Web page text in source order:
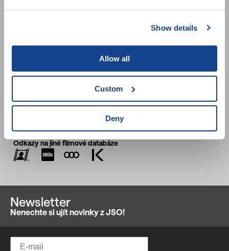
Show details
Allow all
Custom
Deny
Stopáž:89 min
titulky
Zařazení:Diktátorské režimy,Porušování lidských
Nově přidané filmy
Odkazy na jiné filmové databáze
Newsletter
Nenechte si ujít novinky z JSO!